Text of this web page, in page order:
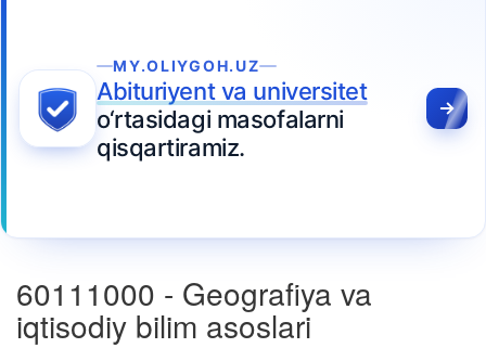
MY.OLIYGOH.UZ
Abituriyent va universitet
o‘rtasidagi masofalarni
qisqartiramiz.
60111000 - Geografiya va
iqtisodiy bilim asoslari